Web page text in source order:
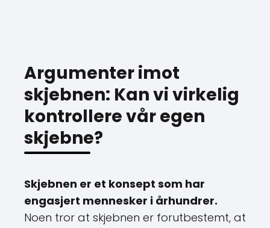
Argumenter imot
skjebnen: Kan vi virkelig
kontrollere vår egen
skjebne?
Skjebnen er et konsept som har
engasjert mennesker i århundrer.
Noen tror at skjebnen er forutbestemt, at